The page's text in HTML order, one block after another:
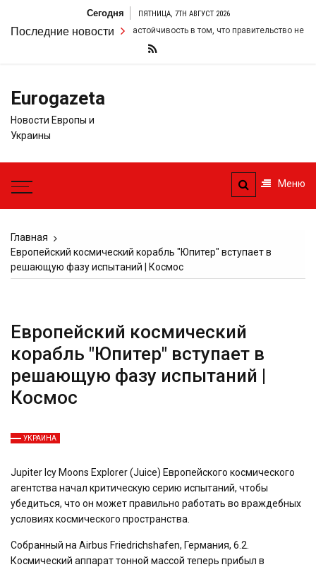
содержимому
Сегодня ПЯТНИЦА, 7TH АВГУСТ 2026
Последние новости
Стармер удвоил свою настойчивость в том, что правительство не
Eurogazeta
Новости Европы и
Украины
Меню
Главная
Европейский космический корабль "Юпитер" вступает в
решающую фазу испытаний | Космос
Европейский космический
корабль "Юпитер" вступает в
решающую фазу испытаний |
Космос
УКРАИНА
Jupiter Icy Moons Explorer (Juice) Европейского космического
агентства начал критическую серию испытаний, чтобы
убедиться, что он может правильно работать во враждебных
условиях космического пространства.
Собранный на Airbus Friedrichshafen, Германия, 6.2.
Космический аппарат тонной массой теперь прибыл в